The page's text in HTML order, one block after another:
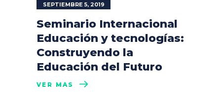
SEPTIEMBRE 5, 2019
Seminario Internacional
Educación y tecnologías:
Construyendo la
Educación del Futuro
VER MÁS